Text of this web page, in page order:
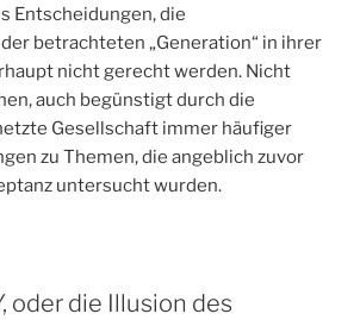
Entscheidungen, die
betrachteten „Generation“ in ihrer
nicht gerecht werden. Nicht
auch begünstigt durch die
Gesellschaft immer häufiger
zu Themen, die angeblich zuvor
untersucht wurden.
oder die Illusion des